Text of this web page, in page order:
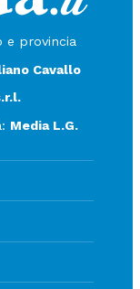
e provincia
Cavallo
Media L.G.